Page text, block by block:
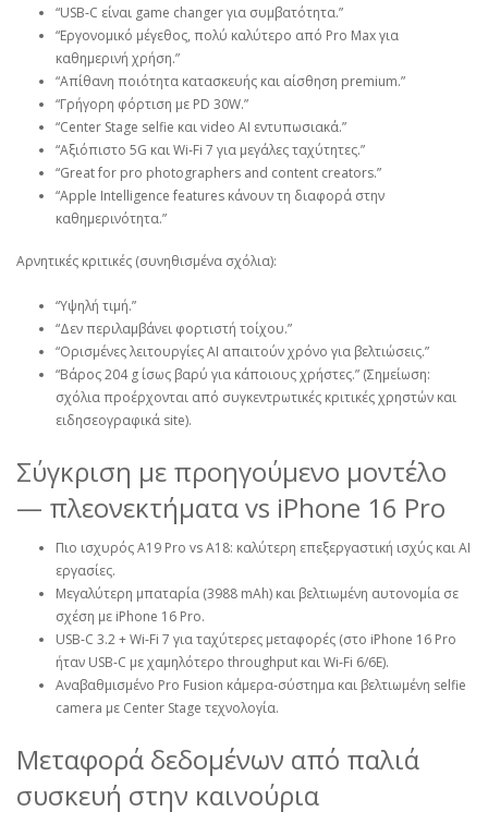
“USB‑C είναι game changer για συμβατότητα.”
“Εργονομικό μέγεθος, πολύ καλύτερο από Pro Max για
καθημερινή χρήση.”
“Απίθανη ποιότητα κατασκευής και αίσθηση premium.”
“Γρήγορη φόρτιση με PD 30W.”
“Center Stage selfie και video AI εντυπωσιακά.”
“Αξιόπιστο 5G και Wi‑Fi 7 για μεγάλες ταχύτητες.”
“Great for pro photographers and content creators.”
“Apple Intelligence features κάνουν τη διαφορά στην
καθημερινότητα.”
Αρνητικές κριτικές (συνηθισμένα σχόλια):
“Υψηλή τιμή.”
“Δεν περιλαμβάνει φορτιστή τοίχου.”
“Ορισμένες λειτουργίες AI απαιτούν χρόνο για βελτιώσεις.”
“Βάρος 204 g ίσως βαρύ για κάποιους χρήστες.” (Σημείωση:
σχόλια προέρχονται από συγκεντρωτικές κριτικές χρηστών και
ειδησεογραφικά site).
Σύγκριση με προηγούμενο μοντέλο
— πλεονεκτήματα vs iPhone 16 Pro
Πιο ισχυρός A19 Pro vs A18: καλύτερη επεξεργαστική ισχύς και AI
εργασίες.
Μεγαλύτερη μπαταρία (3988 mAh) και βελτιωμένη αυτονομία σε
σχέση με iPhone 16 Pro.
USB‑C 3.2 + Wi‑Fi 7 για ταχύτερες μεταφορές (στο iPhone 16 Pro
ήταν USB‑C με χαμηλότερο throughput και Wi‑Fi 6/6E).
Αναβαθμισμένο Pro Fusion κάμερα‑σύστημα και βελτιωμένη selfie
camera με Center Stage τεχνολογία.
Μεταφορά δεδομένων από παλιά
συσκευή στην καινούρια